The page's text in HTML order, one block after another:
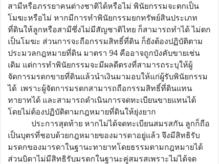
สามีหรือภรรยาคนต่างชาติได้หรือไม่ พินัยกรรมจะตกเป็น
โมฆะหรือไม่ หากมีการทำพินัยกรรมยกทรัพย์สินประเภท
ที่ดินให้ลูกหรือสามีซึ่งไม่มีสัญชาติไทย ก็สามารถทำได้ ไม่ตก
เป็นโมฆะ ส่วนการจะถือกรรมสิทธิ์ที่ดิน ก็ยังต้องปฏิบัติตาม
ประมวลกฎหมายที่ดิน มาตรา 94 คืออาจถูกบังคับขายเช่น
เดิม แต่การทำพินัยกรรมจะมีผลดีตรงที่สามารถระบุให้ผู้
จัดการมรดกขายที่ดินแล้วนำเงินมามอบให้แก่ผู้รับพินัยกรรม
ได้ เพราะผู้จัดการมรดกสามารถถือกรรมสิทธิ์ที่ดินแทน
ทายาทได้ และสามารถดำเนินการจดทะเบียนขายแทนได้
โดยไม่ต้องปฏิบัติตามกฎหมายที่ดินให้ยุ่งยาก
ประการสุดท้าย หากไม่ได้จดทะเบียนสมรสกัน ลูกก็ถือ
เป็นบุตรที่ชอบด้วยกฎหมายของมารดาอยู่แล้ว จึงมีสิทธิรับ
มรดกของมารดาในฐานะทายาทโดยธรรมตามกฎหมายได้
ส่วนบิดาไม่มีสิทธิรับมรดกในฐานะคู่สมรสเพราะไม่ได้จด